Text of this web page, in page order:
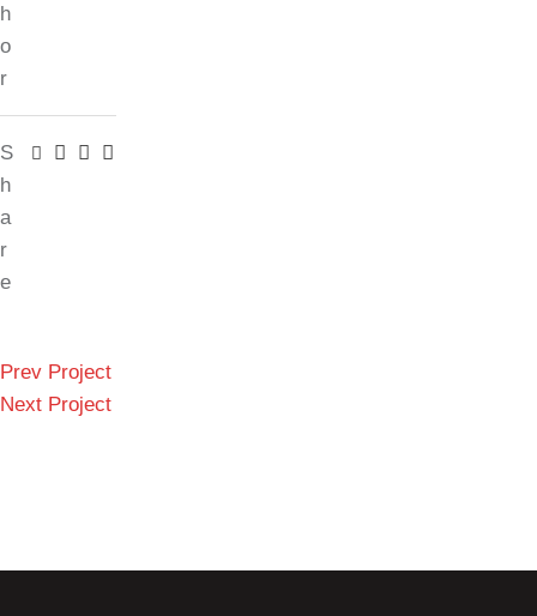
h
o
r
S
h
a
r
e
Prev Project
Next Project